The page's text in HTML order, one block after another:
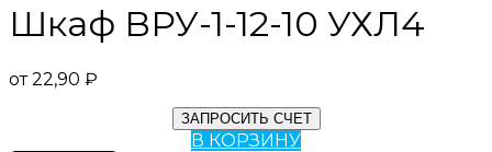
Шкаф ВРУ-1-12-10 УХЛ4
от22,90 ₽
ЗАПРОСИТЬ СЧЕТ
В КОРЗИНУ